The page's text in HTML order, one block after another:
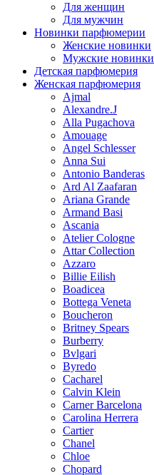
Для женщин
Для мужчин
Новинки парфюмерии
Женские новинки
Мужские новинки
Детская парфюмерия
Женская парфюмерия
Ajmal
Alexandre.J
Alla Pugachova
Amouage
Angel Schlesser
Anna Sui
Antonio Banderas
Ard Al Zaafaran
Ariana Grande
Armand Basi
Ascania
Atelier Cologne
Attar Collection
Azzaro
Billie Eilish
Boadicea
Bottega Veneta
Boucheron
Britney Spears
Burberry
Bvlgari
Byredo
Cacharel
Calvin Klein
Carner Barcelona
Carolina Herrera
Cartier
Chanel
Chloe
Chopard